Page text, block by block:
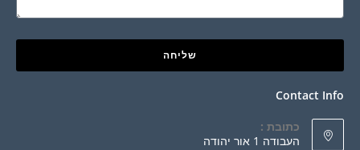
Contact
כתובת :
העבודה 1 אור יהודה